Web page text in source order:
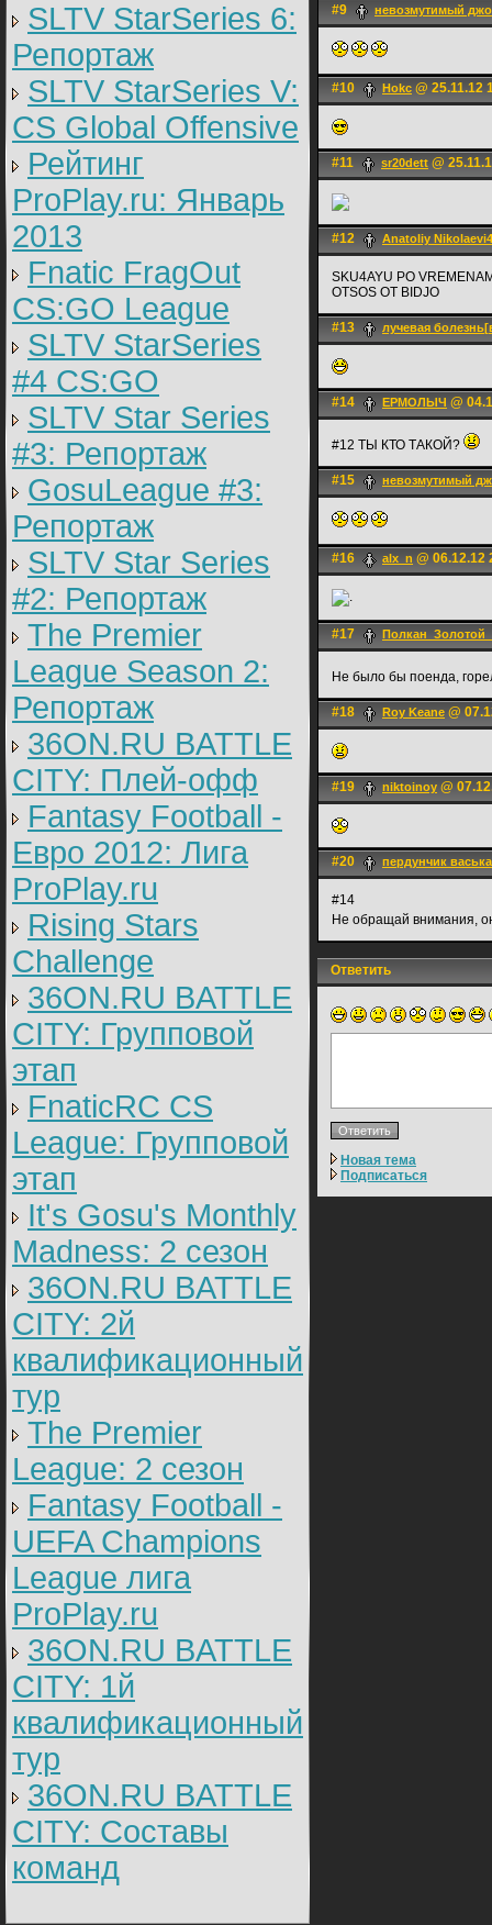
SLTV StarSeries 6:
Репортаж
SLTV StarSeries V:
CS Global Offensive
Рейтинг
ProPlay.ru: Январь
2013
Fnatic FragOut
CS:GO League
SLTV StarSeries
#4 CS:GO
SLTV Star Series
#3: Репортаж
GosuLeague #3:
Репортаж
SLTV Star Series
#2: Репортаж
The Premier
League Season 2:
Репортаж
36ON.RU BATTLE
CITY: Плей-офф
Fantasy Football -
Евро 2012: Лига
ProPlay.ru
Rising Stars
Challenge
36ON.RU BATTLE
CITY: Групповой
этап
FnaticRC CS
League: Групповой
этап
It's Gosu's Monthly
Madness: 2 сезон
36ON.RU BATTLE
CITY: 2й
квалификационный
тур
The Premier
League: 2 cезон
Fantasy Football -
UEFA Champions
League лига
ProPlay.ru
36ON.RU BATTLE
CITY: 1й
квалификационный
тур
36ON.RU BATTLE
CITY: Составы
команд
#9 невозмутимый джо
#10 Hokc @ 25.11.12
#11 sr20dett @
#12 Anatoliy Nikolaevi4
SKU4AYU PO
OTSOS OT BIDJO
#13 лучевая
#14 ЕРМОЛЫЧ @
#12 ТЫ КТО ТАКОЙ?
#15 невозмутимый
#16 alx_n @ 06.12.12
#17
Не было бы поенда,
#18 Roy Keane @
#19 niktoinoy @
#20 пердунчик васька
#14
Не обращай внимания,
Ответить
Новая тема
Подписаться